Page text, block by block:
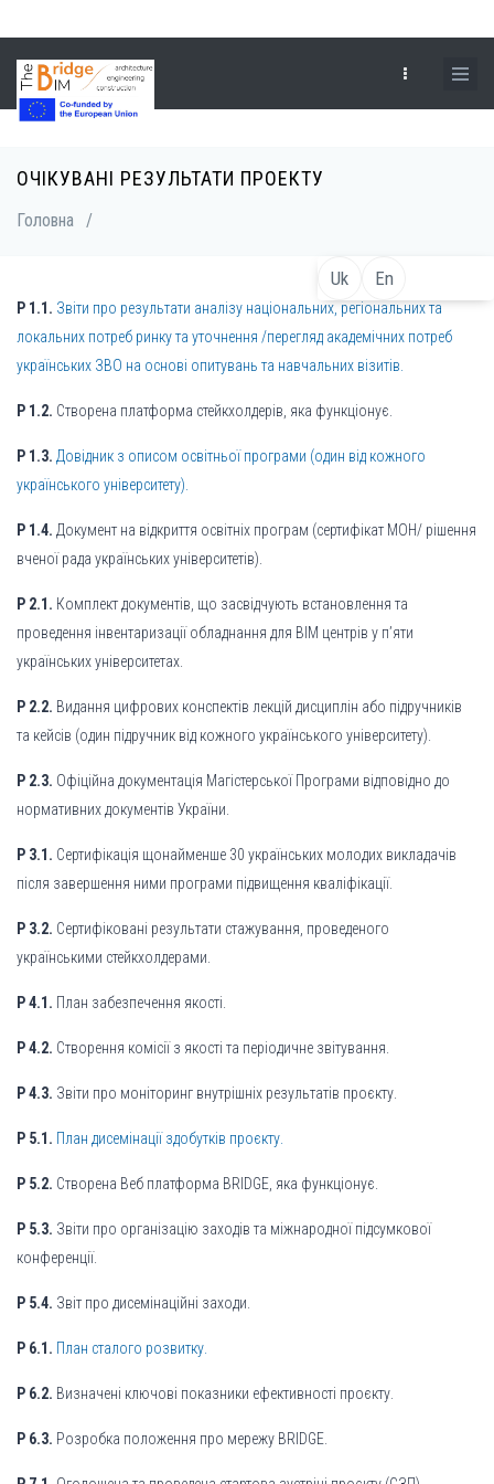
до
основного
вмісту
Uk En
ОЧІКУВАНІ РЕЗУЛЬТАТИ ПРОЕКТУ
навіґації
Головна /
Р 1.1. Звіти про результати аналізу національних, регіональних та
локальних потреб ринку та уточнення /перегляд академічних потреб
українських ЗВО на основі опитувань та навчальних візитів.
Р 1.2. Створена платформа стейкхолдерів, яка функціонує.
Р 1.3. Довідник з описом освітньої програми (один від кожного
українського університету).
Р 1.4. Документ на відкриття освітніх програм (сертифікат МОН/ рішення
вченої рада українських університетів).
Р 2.1. Комплект документів, що засвідчують встановлення та
проведення інвентаризації обладнання для ВІМ центрів у п’яти
українських університетах.
Р 2.2. Видання цифрових конспектів лекцій дисциплін або підручників
та кейсів (один підручник від кожного українського університету).
Р 2.3. Офіційна документація Магістерської Програми відповідно до
нормативних документів України.
Р 3.1. Сертифікація щонайменше 30 українських молодих викладачів
після завершення ними програми підвищення кваліфікації.
Р 3.2. Сертифіковані результати стажування, проведеного
українськими стейкхолдерами.
Р 4.1. План забезпечення якості.
Р 4.2. Створення комісії з якості та періодичне звітування.
Р 4.3. Звіти про моніторинг внутрішніх результатів проєкту.
Р 5.1. План дисемінації здобутків проєкту.
Р 5.2. Створена Веб платформа BRIDGE, яка функціонує.
Р 5.3. Звіти про організацію заходів та міжнародної підсумкової
конференції.
Р 5.4. Звіт про дисемінаційні заходи.
Р 6.1. План сталого розвитку.
Р 6.2. Визначені ключові показники ефективності проєкту.
Р 6.3. Розробка положення про мережу BRIDGE.